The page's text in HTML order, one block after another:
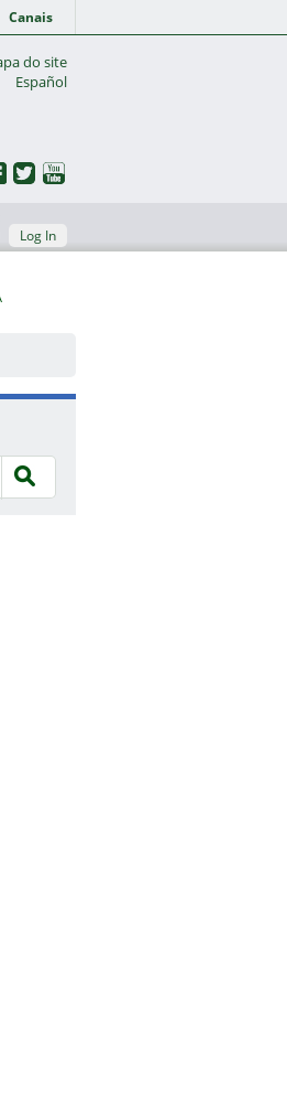
Canais
do site
Español
Log In